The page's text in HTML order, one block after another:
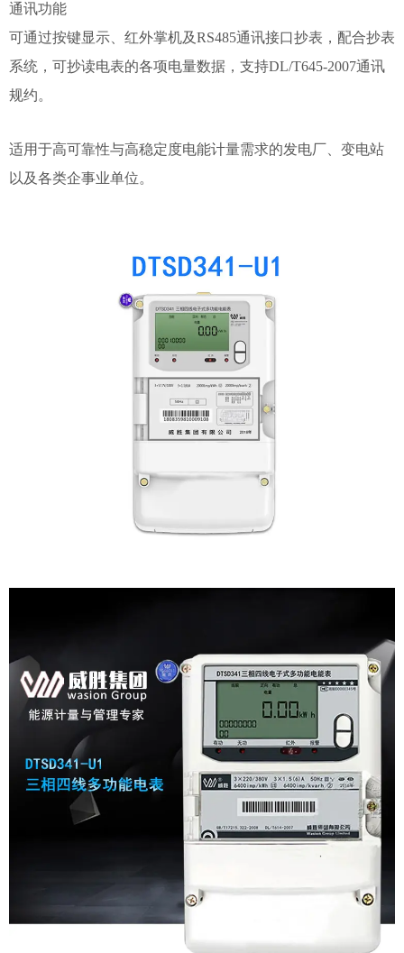
通讯功能
可通过按键显示、红外掌机及RS485通讯接口抄表，配合抄表
系统，可抄读电表的各项电量数据，支持DL/T645-2007通讯
规约。
适用于高可靠性与高稳定度电能计量需求的发电厂、变电站
以及各类企事业单位。